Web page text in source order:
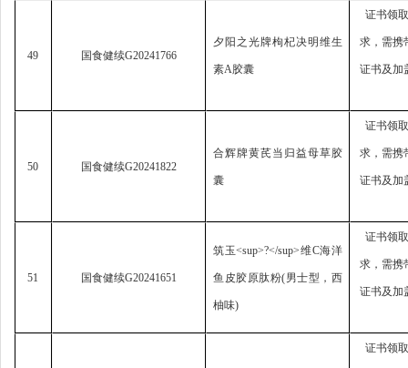
49 国食健续G20241766
夕阳之光牌枸杞决明维生
素A胶囊
证书领
求， 需携
证书及加
50 国食健续G20241822
合辉牌黄芪当归益母草胶
囊
证书领
求， 需携
证书及加
51 国食健续G20241651
筑玉<sup>?</sup>维C海洋
鱼皮胶原肽粉(男士型，西
柚味)
证书领
求， 需携
证书及加
证书领